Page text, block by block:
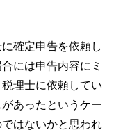
確定申告を依頼し
には申告内容にミ
理士に依頼してい
あったというケー
はないかと思われ